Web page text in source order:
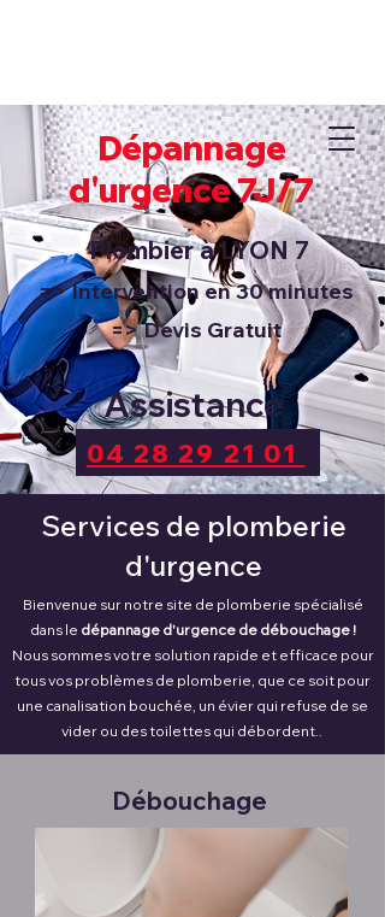
Dépannage
d'urgence 7J/7
Plombier àLYON 7
=> Intervention en 30 minutes
=> Devis Gratuit
Assistance
04 28 29 21 01
Services de plomberie
d'urgence
Bienvenue sur notre site de plomberie spécialisé
dans le dépannage d'urgence de débouchage !
Nous sommes votre solution rapide et efficace pour
tous vos problèmes de plomberie, que ce soit pour
une canalisation bouchée, un évier qui refuse de se
vider ou des toilettes qui débordent..
Débouchage